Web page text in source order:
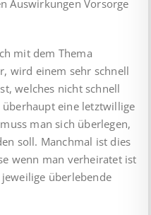
Auswirkungen Vorsorge
mit dem Thema
wird einem sehr schnell
welches nicht schnell
eine letztwillige
man sich überlegen,
soll. Manchmal ist dies
wenn man verheiratet ist
überlebende